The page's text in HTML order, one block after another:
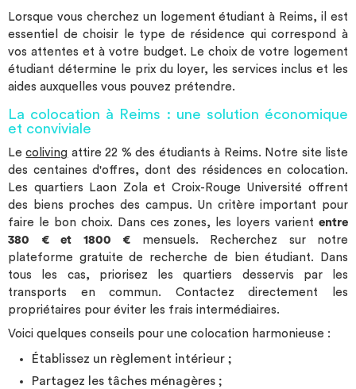
vous. N'attendez plus, faites nous parvenir votre candidature!
Lorsque vous cherchez un logement étudiant à Reims, il est
essentiel de choisir le type de résidence qui correspond à
vos attentes et à votre budget. Le choix de votre logement
étudiant détermine le prix du loyer, les services inclus et les
aides auxquelles vous pouvez prétendre.
La colocation à Reims : une solution économique
et conviviale
Lecoliving attire 22 % des étudiants à Reims. Notre site liste
des centaines d'offres, dont des résidences en colocation.
Les quartiers Laon Zola et Croix-Rouge Université offrent
des biens proches des campus. Un critère important pour
faire le bon choix. Dans ces zones, les loyers varient entre
380 € et 1800 € mensuels. Recherchez sur notre
plateforme gratuite de recherche de bien étudiant. Dans
tous les cas, priorisez les quartiers desservis par les
transports en commun. Contactez directement les
propriétaires pour éviter les frais intermédiaires.
Voici quelques conseils pour une colocation harmonieuse :
Établissez un règlement intérieur ;
Partagez les tâches ménagères ;